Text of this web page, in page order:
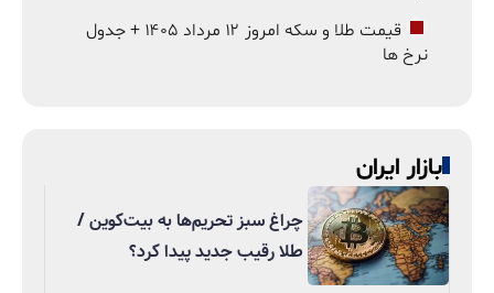
قیمت طلا و سکه امروز ۱۲ مرداد ۱۴۰۵ + جدول
نرخ ها
بازار ایران
چراغ سبز تحریم‌ها به بیت‌کوین /
طلا رقیب جدید پیدا کرد؟